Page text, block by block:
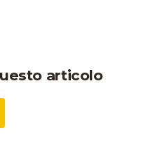
articolo